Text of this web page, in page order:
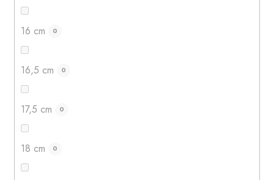
16 cm 0
16,5 cm 0
17,5 cm 0
18 cm 0